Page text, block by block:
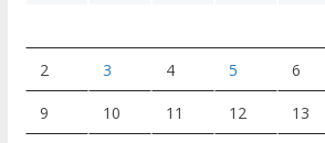
2 3 4 5 6
9 10 11 12 13